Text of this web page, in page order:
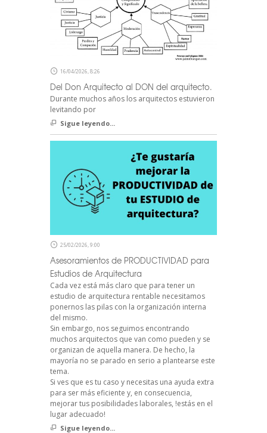
16/04/2026, 8:26
Del Don Arquitecto al DON del arquitecto.
Durante muchos años los arquitectos estuvieron
levitando por
Sigue leyendo...
25/02/2026, 9:00
Asesoramientos de PRODUCTIVIDAD para
Estudios de Arquitectura
Cada vez está más claro que para tener un
estudio de arquitectura rentable necesitamos
ponernos las pilas con la organización interna
del mismo.
Sin embargo, nos seguimos encontrando
muchos arquitectos que van como pueden y se
organizan de aquella manera. De hecho, la
mayoría no se parado en serio a plantearse este
tema.
Si ves que es tu caso y necesitas una ayuda extra
para ser más eficiente y, en consecuencia,
mejorar tus posibilidades laborales, !estás en el
lugar adecuado!
Sigue leyendo...